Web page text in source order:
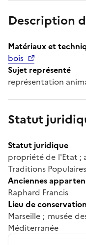
Description
Matériaux et
bois
Sujet représenté
représentation
Statut
Statut juridique
propriété de l'Etat ;
Traditions Populaires
Anciennes
Raphard Francis
Lieu de conservation
Marseille ; musée
Méditerranée